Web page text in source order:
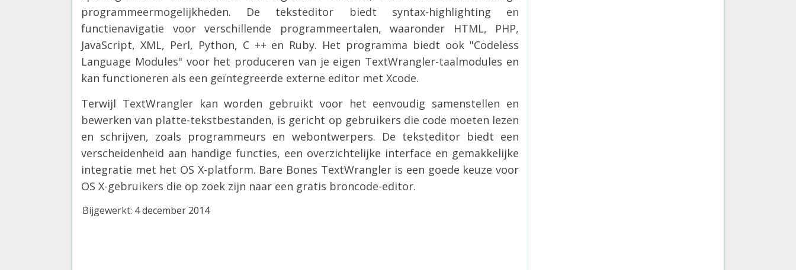
programmeermogelijkheden. De teksteditor biedt syntax-highlighting en
functienavigatie voor verschillende programmeertalen, waaronder HTML, PHP,
JavaScript, XML, Perl, Python, C ++ en Ruby. Het programma biedt ook "Codeless
Language Modules" voor het produceren van je eigen TextWrangler-taalmodules en
kan functioneren als een geïntegreerde externe editor met Xcode.
Terwijl TextWrangler kan worden gebruikt voor het eenvoudig samenstellen en
bewerken van platte-tekstbestanden, is gericht op gebruikers die code moeten lezen
en schrijven, zoals programmeurs en webontwerpers. De teksteditor biedt een
verscheidenheid aan handige functies, een overzichtelijke interface en gemakkelijke
integratie met het OS X-platform. Bare Bones TextWrangler is een goede keuze voor
OS X-gebruikers die op zoek zijn naar een gratis broncode-editor.
Bijgewerkt: 4 december 2014